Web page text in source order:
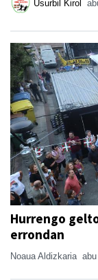
Usurbil Kirol
Hurrengo
errondan
Noaua Aldizkaria